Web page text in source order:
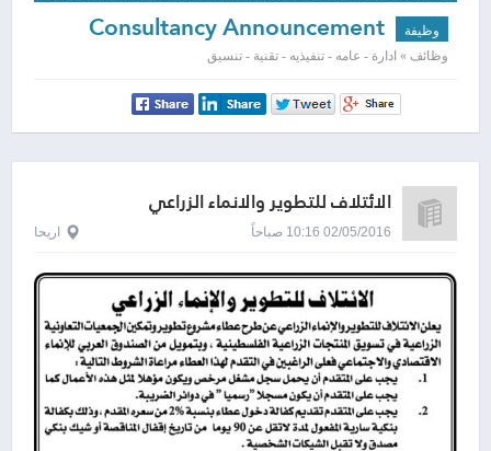
وظيفة
وظائف » ادارة - عامه - تنفيذيه - تقنية - تنسيق
الائتلاف للتطوير والانماء الزراعي
02/05/2016 10:16 صباحاً اريحا